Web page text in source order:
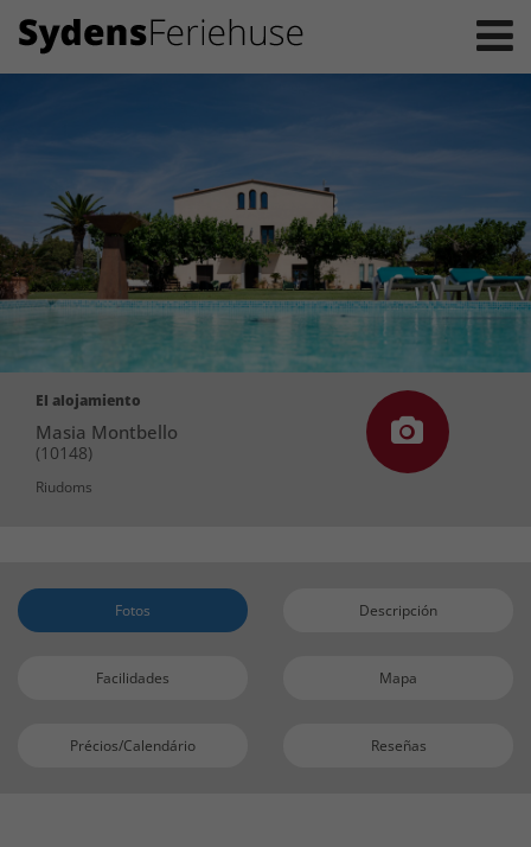
El alojamiento
Masia Montbello
(10148)
Riudoms
Fotos Descripción
Facilidades Mapa
Précios/Calendário Reseñas